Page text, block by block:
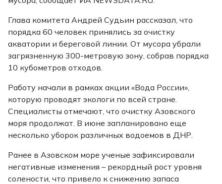
Глава комитета Андрей Судьин рассказал, что
порядка 60 человек принялись за очистку
акватории и береговой линии. От мусора убрали
загрязненную 300-метровую зону, собрав порядка
10 кубометров отходов.
Работу начали в рамках акции «Вода России»,
которую проводят экологи по всей стране.
Специалисты отмечают, что очистку Азовского
моря продолжат. В июне запланировано еще
несколько уборок различных водоемов в ДНР.
Ранее в Азовском море ученые зафиксировали
негативные изменения – рекордный рост уровня
солености, что привело к снижению запаса